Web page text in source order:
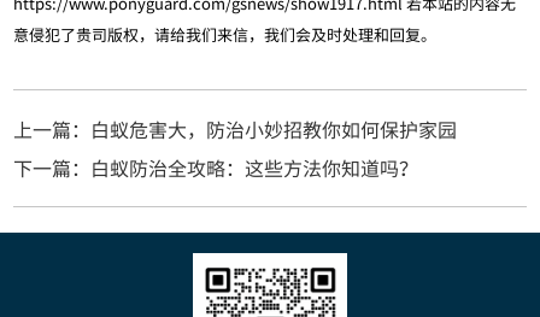
意侵犯了贵司版权，请给我们来信，我们会及时处理和回复。
上一篇：白蚁危害大，防治小妙招教你如何保护家园
下一篇：白蚁防治全攻略：这些方法你知道吗？